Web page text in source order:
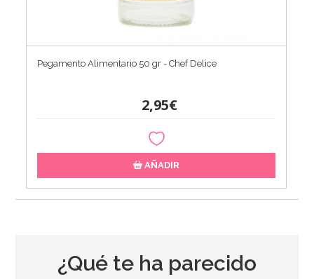
Pegamento Alimentario 50 gr - Chef Delice
2,95€
AÑADIR
¿Qué te ha parecido